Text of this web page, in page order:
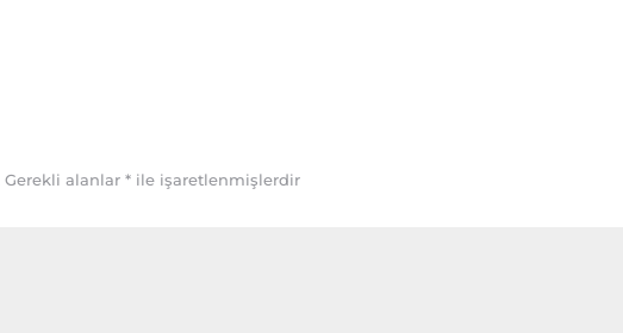
Gerekli alanlar* ile işaretlenmişlerdir